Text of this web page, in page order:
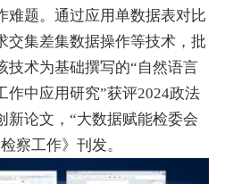
难题。通过应用单数据表对比
交集差集数据操作等技术，批
技术为基础撰写的“自然语言
作中应用研究”获评2024政法
新论文，“大数据赋能检委会
察工作》刊发。